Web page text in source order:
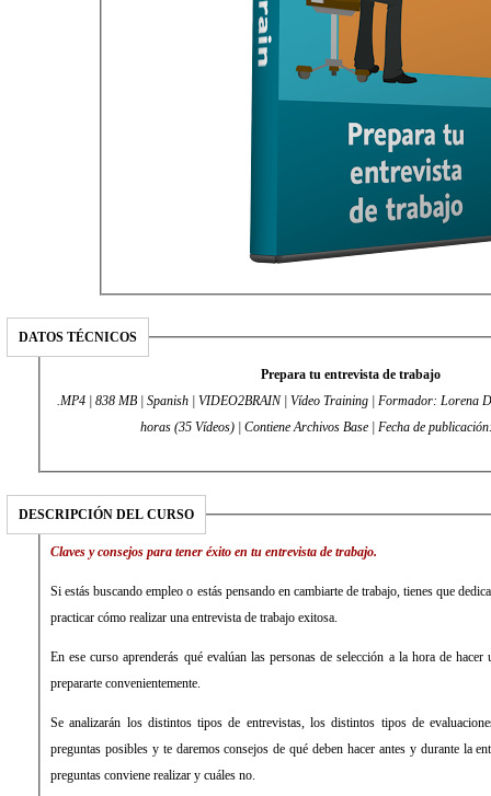
DATOS TÉCNICOS
Prepara tu entrevista de trabajo
.MP4 | 838 MB | Spanish | VIDEO2BRAIN | Vídeo Training | Formador: Lorena
horas (35 Vídeos) | Contiene Archivos Base | Fecha de
DESCRIPCIÓN DEL CURSO
Claves y consejos para tener éxito en tu entrevista de trabajo.
Si estás buscando empleo o estás pensando en cambiarte de trabajo, tienes que
practicar cómo realizar una entrevista de trabajo exitosa.
En ese curso aprenderás qué evalúan las personas de selección a la hora de hacer
prepararte convenientemente.
Se analizarán los distintos tipos de entrevistas, los distintos tipos de
preguntas posibles y te daremos consejos de qué deben hacer antes y durante la
preguntas conviene realizar y cuáles no.